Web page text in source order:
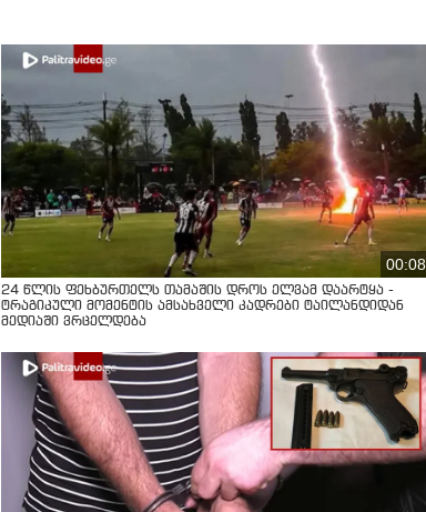
00:08
24 წლის ფეხბურთელს თამაშის დროს ელვამ დაარტყა -
ტრაგიკული მომენტის ამსახველი კადრები ტაილანდიდან
მედიაში ვრცელდება